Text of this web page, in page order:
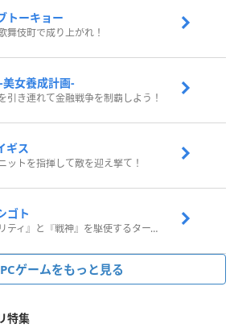
トーキョー
舞伎町で成り上がれ！
女養成計画-
引き連れて金融戦争を制覇しよう！
ギス
ットを指揮して敵を迎え撃て！
ゴト
武器の『アビリティ』と『戦神』を駆使するターン制コマンドバトルRPG！
PCゲームをもっと見る
特集